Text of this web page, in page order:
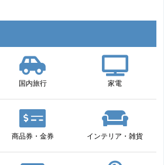
国内旅行 家電
商品券・金券 インテリア・雑貨